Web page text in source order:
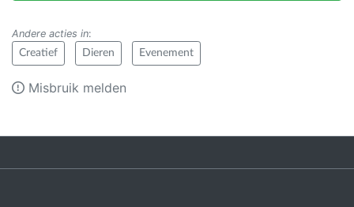
Andere acties in:
Creatief Dieren Evenement
Misbruik melden